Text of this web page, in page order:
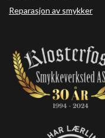
Reparasjon av smykker